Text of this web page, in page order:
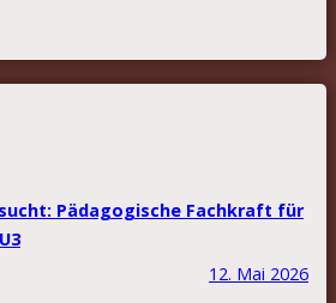
Pädagogische Fachkraft für
12. Mai 2026